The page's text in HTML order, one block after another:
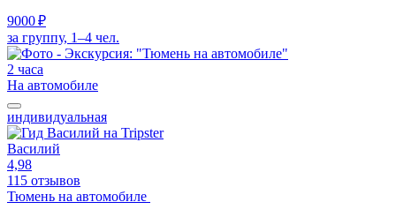
9000 ₽
за группу, 1–4 чел.
2 часа
На автомобиле
индивидуальная
Василий
4,98
115 отзывов
Тюмень на автомобиле